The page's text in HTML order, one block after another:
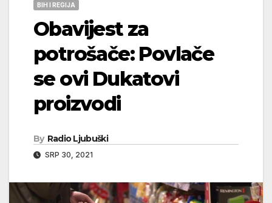
BIH I REGIJA
Obavijest za
potrošače: Povlače
se ovi Dukatovi
proizvodi
By Radio Ljubuški
SRP 30, 2021